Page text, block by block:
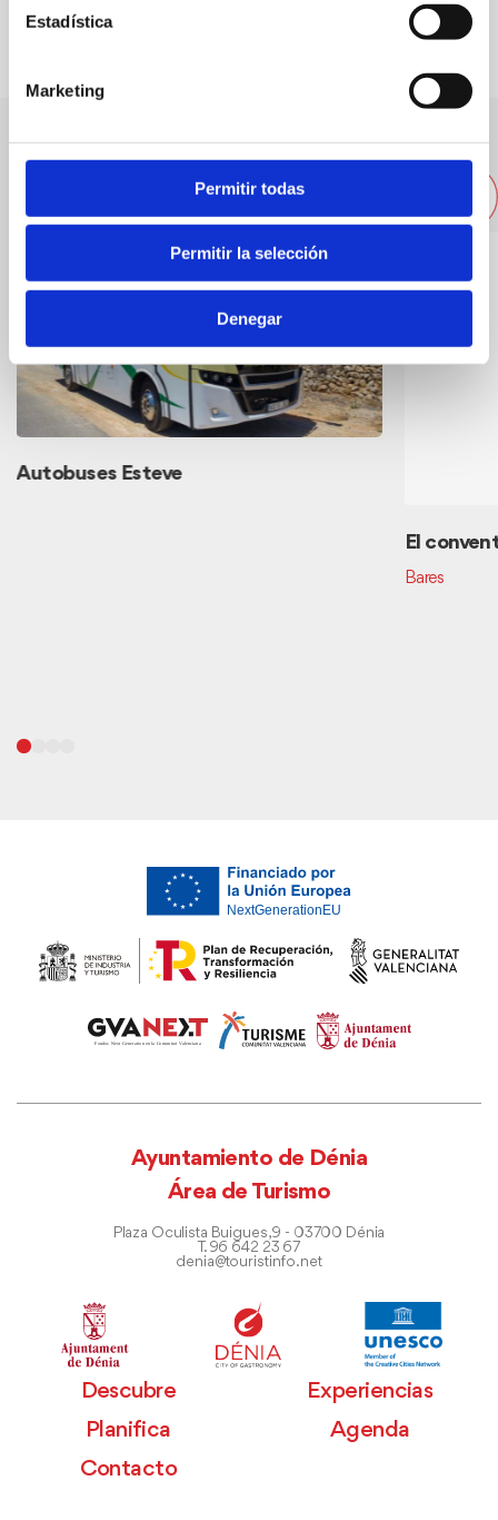
Estadística
Marketing
Permitir todas
Permitir la selección
Denegar
Otras empresas cercanas
Autobuses Esteve
El
Bares
Ayuntamiento de Dénia
Área de Turismo
Plaza Oculista Buigues, 9 - 03700 Dénia
T. 96 642 23 67
denia@touristinfo.net
Descubre
Experiencias
Planifica
Agenda
Contacto